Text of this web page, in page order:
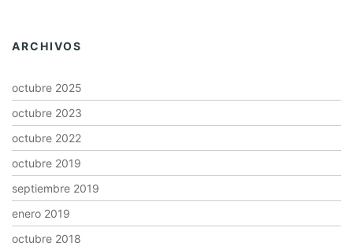
ARCHIVOS
octubre 2025
octubre 2023
octubre 2022
octubre 2019
septiembre 2019
enero 2019
octubre 2018